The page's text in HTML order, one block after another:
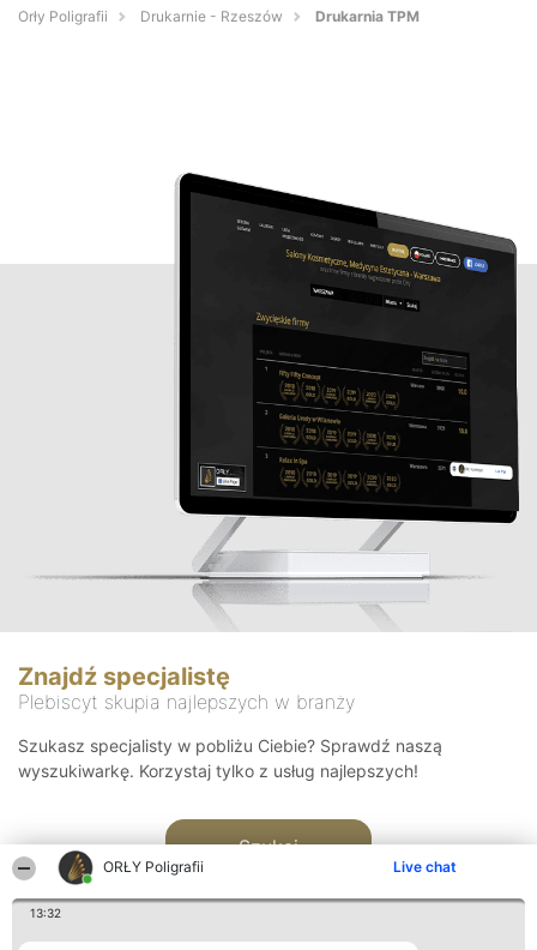
ORŁY Poligrafii Live chat
13:32
Orły Poligrafii Drukarnie - Rzeszów Drukarnia TPM
Znajdź specjalistę
Plebiscyt skupia najlepszych w branży
Szukasz specjalisty w pobliżu Ciebie? Sprawdź naszą
wyszukiwarkę. Korzystaj tylko z usług najlepszych!
Szukaj